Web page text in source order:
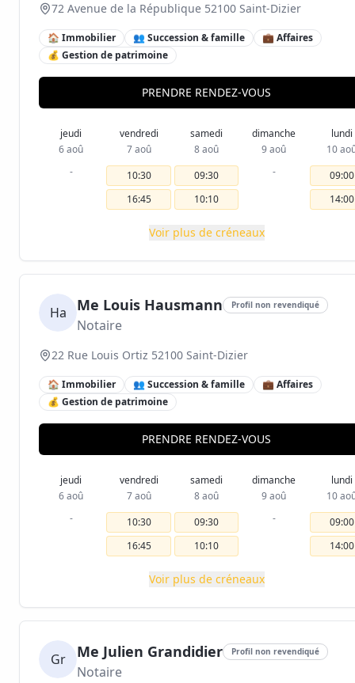
72 Avenue de la République 52100 Saint-Dizier
🏠 Immobilier 👥 Succession & famille
💼 Affaires
💰 Gestion de patrimoine
PRENDRE RENDEZ-VOUS
jeudi
6 aoû
-
vendredi
7 aoû
10:30
16:45
samedi
8 aoû
09:30
10:10
dimanche
9 aoû
-
lundi
10
09:00
14:00
Voir plus de créneaux
Ha Me Louis Hausmann Profil non revendiqué
Notaire
22 Rue Louis Ortiz 52100 Saint-Dizier
🏠 Immobilier 👥 Succession & famille
💼 Affaires
💰 Gestion de patrimoine
PRENDRE RENDEZ-VOUS
jeudi
6 aoû
-
vendredi
7 aoû
10:30
16:45
samedi
8 aoû
09:30
10:10
dimanche
9 aoû
-
lundi
10
09:00
14:00
Voir plus de créneaux
Gr Me Julien Grandidier Profil non revendiqué
Notaire